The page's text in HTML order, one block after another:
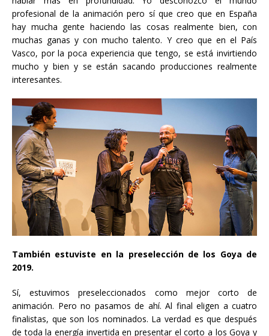
profesional de la animación pero sí que creo que en España
hay mucha gente haciendo las cosas realmente bien, con
muchas ganas y con mucho talento. Y creo que en el País
Vasco, por la poca experiencia que tengo, se está invirtiendo
mucho y bien y se están sacando producciones realmente
interesantes.
También estuviste en la preselección de los Goya de
2019.
Sí, estuvimos preseleccionados como mejor corto de
animación. Pero no pasamos de ahí. Al final eligen a cuatro
finalistas, que son los nominados. La verdad es que después
de toda la energía invertida en presentar el corto a los Goya y